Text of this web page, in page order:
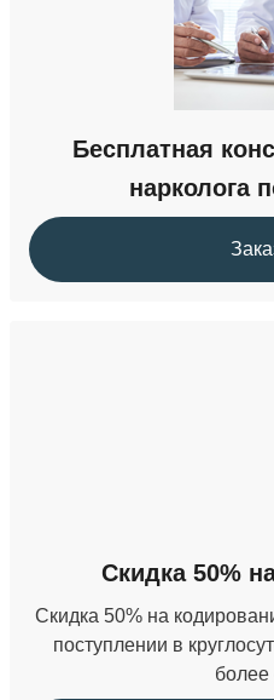
Бесплатная
нарколога
Скидка 50%
Скидка 50% на
поступлении в
более